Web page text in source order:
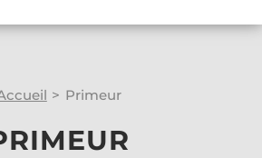
> Primeur